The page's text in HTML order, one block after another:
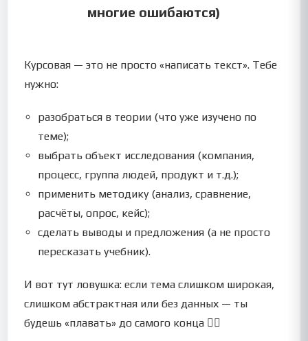
многие ошибаются)
Курсовая — это не просто «написать текст». Тебе
нужно:
разобраться в теории (что уже изучено по
теме);
выбрать объект исследования (компания,
процесс, группа людей, продукт и т.д.);
применить методику (анализ, сравнение,
расчёты, опрос, кейс);
сделать выводы и предложения (а не просто
пересказать учебник).
И вот тут ловушка: если тема слишком широкая,
слишком абстрактная или без данных — ты
будешь «плавать» до самого конца 😵‍💫